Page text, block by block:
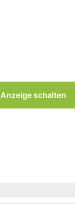
Anzeige schalten